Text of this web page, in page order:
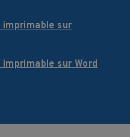
sur
sur Word